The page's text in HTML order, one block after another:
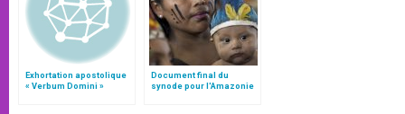
Exhortation apostolique
« Verbum Domini »
Document final du
synode pour l'Amazonie